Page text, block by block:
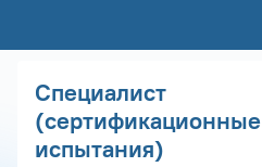
Специалист
(сертификационные
испытания)